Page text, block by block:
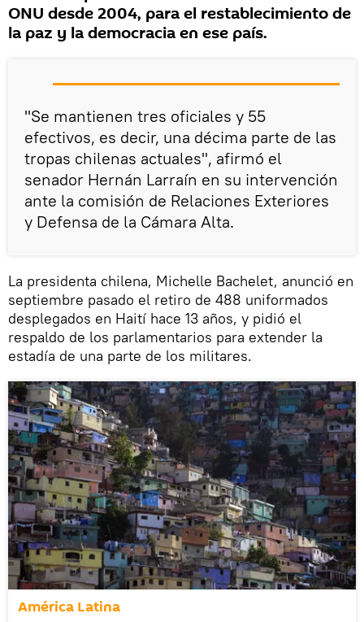
ONU desde 2004, para el restablecimiento de
la paz y la democracia en ese país.
"Se mantienen tres oficiales y 55
efectivos, es decir, una décima parte de las
tropas chilenas actuales", afirmó el
senador Hernán Larraín en su intervención
ante la comisión de Relaciones Exteriores
y Defensa de la Cámara Alta.
La presidenta chilena, Michelle Bachelet, anunció en
septiembre pasado el retiro de 488 uniformados
desplegados en Haití hace 13 años, y pidió el
respaldo de los parlamentarios para extender la
estadía de una parte de los militares.
América Latina